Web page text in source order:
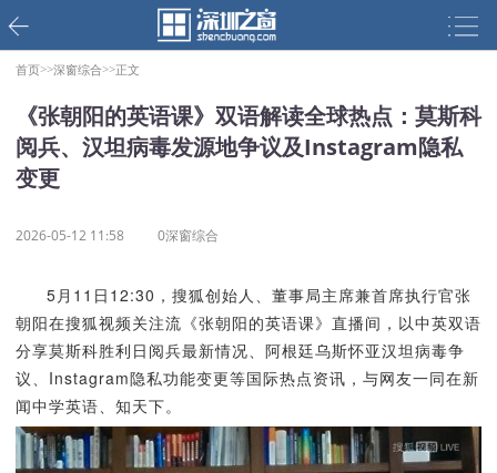
首页>>深窗综合>>正文
《张朝阳的英语课》双语解读全球热点：莫斯科
阅兵、汉坦病毒发源地争议及Instagram隐私
变更
2026-05-12 11:58 0深窗综合
5月11日12:30，搜狐创始人、董事局主席兼首席执行官张
朝阳在搜狐视频关注流《张朝阳的英语课》直播间，以中英双语
分享莫斯科胜利日阅兵最新情况、阿根廷乌斯怀亚汉坦病毒争
议、Instagram隐私功能变更等国际热点资讯，与网友一同在新
闻中学英语、知天下。